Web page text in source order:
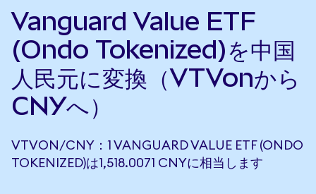
Vanguard Value ETF
(Ondo Tokenized)を中国
人民元に変換（VTVonから
CNYへ）
VTVON/CNY：1 VANGUARD VALUE ETF (ONDO
TOKENIZED)は1,518.0071 CNYに相当します